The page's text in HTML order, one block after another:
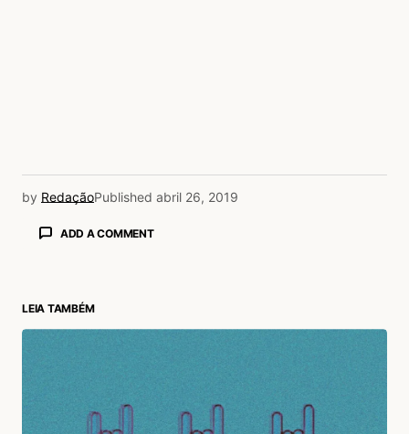
by RedaçãoPublished abril 26, 2019
ADD A COMMENT
LEIA TAMBÉM